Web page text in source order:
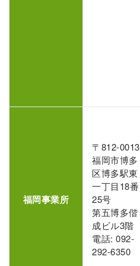
福岡事業所
〒812-0013
福岡市博多
区博多駅東
一丁目18番
25号
第五博多偕
成ビル3階
電話: 092-
292-6350